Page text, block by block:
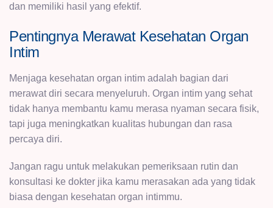
dan memiliki hasil yang efektif.
Pentingnya Merawat Kesehatan Organ
Intim
Menjaga kesehatan organ intim adalah bagian dari
merawat diri secara menyeluruh. Organ intim yang sehat
tidak hanya membantu kamu merasa nyaman secara fisik,
tapi juga meningkatkan kualitas hubungan dan rasa
percaya diri.
Jangan ragu untuk melakukan pemeriksaan rutin dan
konsultasi ke dokter jika kamu merasakan ada yang tidak
biasa dengan kesehatan organ intimmu.